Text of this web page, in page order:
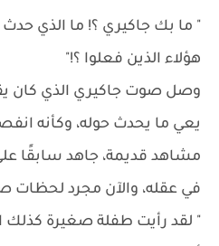
" ما بك جاكيري ؟! ما الذي حدث
هؤلاء الذين فعلوا ؟!"
وصل صوت جاكيري الذي كان
يعي ما يحدث حوله، وكأنه
مشاهد قديمة، جاهد سابقًا
في عقله، والآن مجرد لحظات
" لقد رأيت طفلة صغيرة كذلك